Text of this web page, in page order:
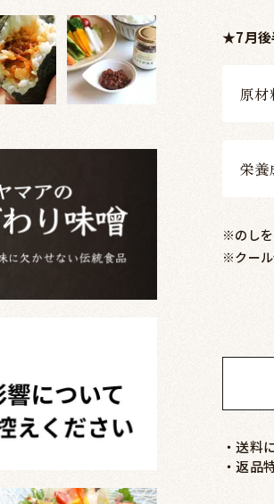
★7月後
原材
栄養
※のしを
※クール
・送料
・返品